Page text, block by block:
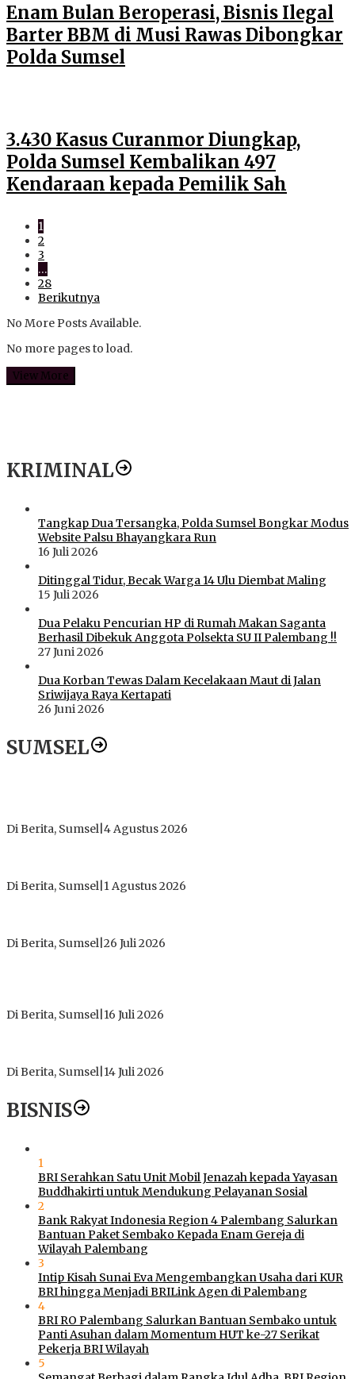
Enam Bulan Beroperasi, Bisnis Ilegal
Barter BBM di Musi Rawas Dibongkar
Polda Sumsel
3.430 Kasus Curanmor Diungkap,
Polda Sumsel Kembalikan 497
Kendaraan kepada Pemilik Sah
1
2
3
…
28
Berikutnya
No More Posts Available.
No more pages to load.
View More
KRIMINAL
Tangkap Dua Tersangka, Polda Sumsel Bongkar Modus
Website Palsu Bhayangkara Run
16 Juli 2026
Ditinggal Tidur, Becak Warga 14 Ulu Diembat Maling
15 Juli 2026
Dua Pelaku Pencurian HP di Rumah Makan Saganta
Berhasil Dibekuk Anggota Polsekta SU II Palembang !!
27 Juni 2026
Dua Korban Tewas Dalam Kecelakaan Maut di Jalan
Sriwijaya Raya Kertapati
26 Juni 2026
SUMSEL
Di Berita, Sumsel 4 Agustus 2026
Di Berita, Sumsel 1 Agustus 2026
Di Berita, Sumsel 26 Juli 2026
Di Berita, Sumsel 16 Juli 2026
Di Berita, Sumsel 14 Juli 2026
BISNIS
1
BRI Serahkan Satu Unit Mobil Jenazah kepada Yayasan
Buddhakirti untuk Mendukung Pelayanan Sosial
2
Bank Rakyat Indonesia Region 4 Palembang Salurkan
Bantuan Paket Sembako Kepada Enam Gereja di
Wilayah Palembang
3
Intip Kisah Sunai Eva Mengembangkan Usaha dari KUR
BRI hingga Menjadi BRILink Agen di Palembang
4
BRI RO Palembang Salurkan Bantuan Sembako untuk
Panti Asuhan dalam Momentum HUT ke-27 Serikat
Pekerja BRI Wilayah
5